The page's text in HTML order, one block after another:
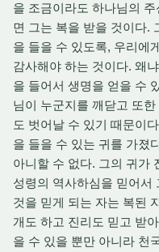
을 조금이라도 하나님의
면 그는 복을 받을 것이다.
을 들을 수 있도록, 우리에
감사해야 하는 것이다. 왜
을 들어서 생명을 얻을 수
님이 누군지를 깨닫고 또
도 벗어날 수 있기 때문이
을 들을 수 있는 귀를 가졌
아니할 수 없다. 그의 귀가
성령의 역사하심을 믿어서
것을 믿게 되는 자는 복된
개도 하고 진리도 믿고 받
을 수 있을 뿐만 아니라 천